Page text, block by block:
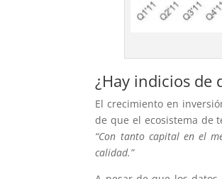
¿Hay indicios de
El crecimiento en
de que el ecosistema de
“Con tanto capital en el
calidad.”